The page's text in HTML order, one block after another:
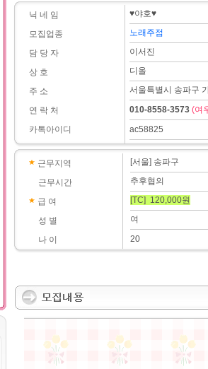
닉 네 임
모집업종
담 당 자
상 호
주 소
연 락 처
카톡아이디
♥야호♥
노래주점
이서진
디올
서울특별시 송파구
010-8558-3573 (여
ac58825
근무지역
근무시간
급 여
성 별
나 이
[서울] 송파구
추후협의
[TC] 120,000원
여
20